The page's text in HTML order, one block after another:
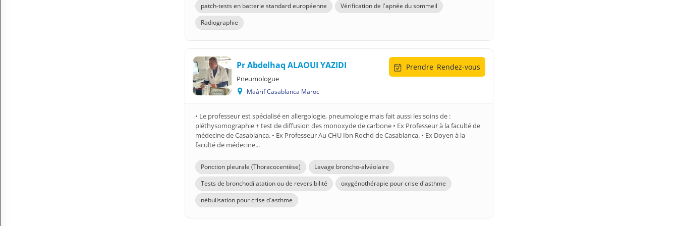
patch-tests en batterie standard européenne
Vérification de l'apnée du sommeil
Radiographie
Pr Abdelhaq ALAOUI YAZIDI
Pneumologue
Maârif Casablanca Maroc
Prendre Rendez-vous
• Le professeur est spécialisé en allergologie, pneumologie mais fait aussi les soins de :
pléthysomographie + test de diffusion des monoxyde de carbone • Ex Professeur à la faculté de
médecine de Casablanca. • Ex Professeur Au CHU Ibn Rochd de Casablanca. • Ex Doyen à la
faculté de médecine...
Ponction pleurale (Thoracocentèse)
Lavage broncho-alvéolaire
Tests de bronchodilatation ou de reversibilité
oxygénothérapie pour crise d'asthme
nébulisation pour crise d'asthme